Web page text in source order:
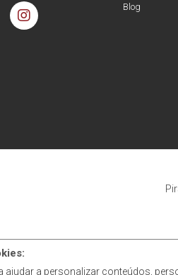
a personalizar conteúdos,
Blog